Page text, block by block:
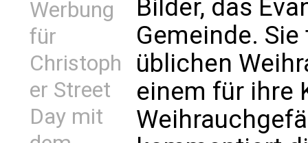
Werbung
für
Christoph
er Street
Day mit
Bilder, das
Gemeinde.
üblichen
einem für ihre